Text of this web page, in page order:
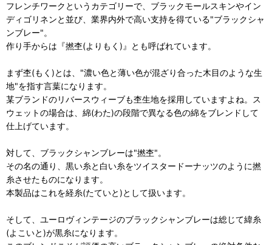
フレンチワークというカテゴリーで、ブラックモールスキンやイン
ディゴリネンと並び、業界内外で高い支持を得ている"ブラックシャ
ンブレー"。
作り手からは『撚杢(よりもく)』とも呼ばれています。
まず杢(もく)とは、"濃い色と薄い色が混ざり合った木目のような生
地"を指す言葉になります。
某ブランドのリバースウィーブも杢生地を採用していますよね。ス
ウェットの場合は、綿(わた)の段階で異なる色の綿をブレンドして
仕上げています。
対して、ブラックシャンブレーは"撚杢"。
その名の通り、黒い糸と白い糸をツイスタードーナッツのように撚
糸させたものになります。
本製品はこれを経糸(たていと)として扱います。
そして、ユーロヴィンテージのブラックシャンブレーは総じて緯糸
(よこいと)が黒糸になります。